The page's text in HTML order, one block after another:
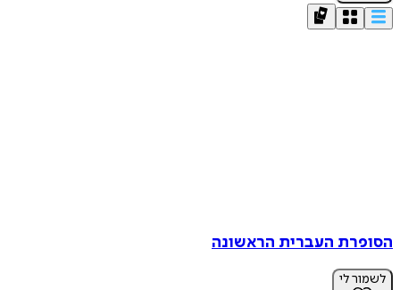
הסופרת העברית הראשונה
לשמור לי